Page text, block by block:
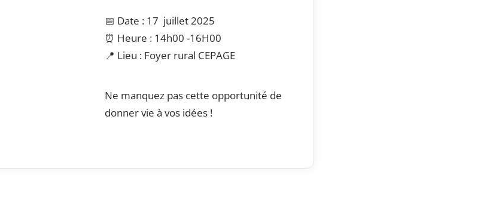
📅 Date : 17 juillet 2025
⏰ Heure : 14h00 -16H00
📍 Lieu : Foyer rural CEPAGE
Ne manquez pas cette opportunité de
donner vie à vos idées !